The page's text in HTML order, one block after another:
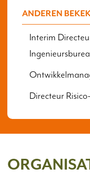
ANDEREN
Interim
Directeur